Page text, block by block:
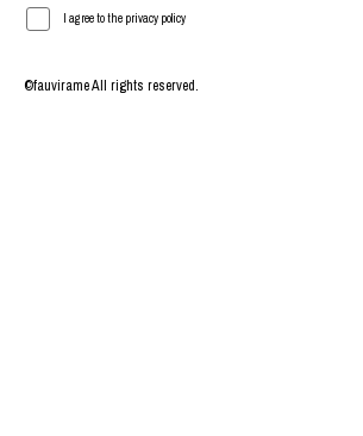
I agree to the privacy policy
©fauvirame All rights reserved.